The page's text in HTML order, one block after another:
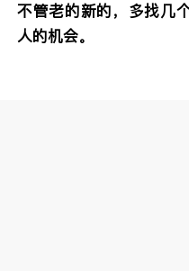
不管老的新的，多找几
人的机会。